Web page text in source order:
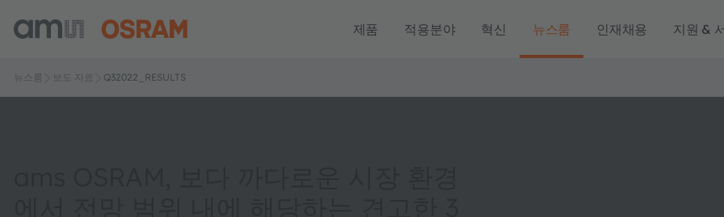
제품 적용분야 혁신 뉴스룸 인재채용 지원 &
뉴스룸 보도 자료 Q32022_RESULTS